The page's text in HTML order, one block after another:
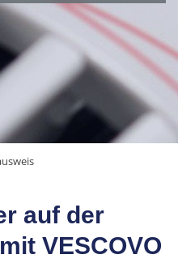
auf der
VESCOVO